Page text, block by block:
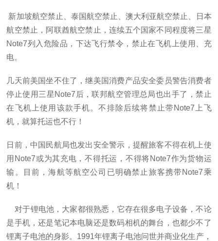
新加坡航空禁止、泰国航空禁止、澳大利亚航空禁止、日本
航空禁止，阿联酋航空禁止，连续五个国家不同程度将三星
Note7列入危险品，下达飞行禁令，禁止在飞机上使用、充
电。
几天前美国坐不住了，继美国消费产品安全委员警告消费者
停止使用三星 Note7 后，联邦航空管理总局也出手了，禁止
在飞机上使用该款手机。不排除后续将禁止带Note7 上飞
机，就算托运也不行！
日前，中国民航局也发出安全警示，提醒旅客不得在机上使
用 Note7或为其充电，不得托运，不得将Note7作为货物运
输。目前，海航等航空公司已明确禁止旅客携带Note7乘
机！
对于锂电池，大家都很熟悉，它存在很多电子设备 ，不论
是手机，还是笔记本电脑还是数码相机的舞台，也都少不了
锂离子电池的身影。1991年锂离子电池问世并商业化生产，